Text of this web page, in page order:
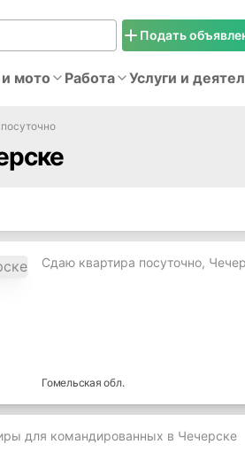
Подать
мото Работа Услуги и
Сдаю квартира посуточно,
Гомельская обл.
для командированных в Чечерске